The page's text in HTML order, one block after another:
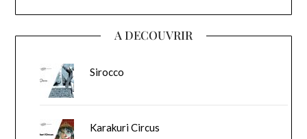
A DECOUVRIR
Sirocco
Karakuri Circus